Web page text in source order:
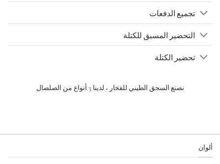
تجميع الدفعات
التحضير المسبق للكتلة
تحضير الكتلة
نصنع السجق الطيني للفخار ، لدينا 3 أنواع من الصلصال
ألوان